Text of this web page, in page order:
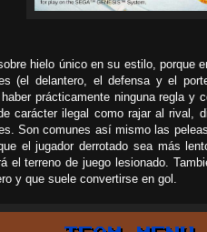
hielo único en su estilo, porque
(el delantero, el defensa y el
prácticamente ninguna regla y
carácter ilegal como rajar al rival,
Son comunes así mismo las
el jugador derrotado sea más
el terreno de juego lesionado.
y que suele convertirse en gol.